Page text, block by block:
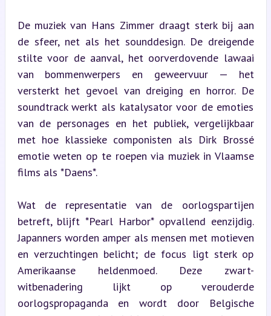
De muziek van Hans Zimmer draagt sterk bij aan
de sfeer, net als het sounddesign. De dreigende
stilte voor de aanval, het oorverdovende lawaai
van bommenwerpers en geweervuur — het
versterkt het gevoel van dreiging en horror. De
soundtrack werkt als katalysator voor de emoties
van de personages en het publiek, vergelijkbaar
met hoe klassieke componisten als Dirk Brossé
emotie weten op te roepen via muziek in Vlaamse
films als *Daens*.
Wat de representatie van de oorlogspartijen
betreft, blijft *Pearl Harbor* opvallend eenzijdig.
Japanners worden amper als mensen met motieven
en verzuchtingen belicht; de focus ligt sterk op
Amerikaanse heldenmoed. Deze zwart-
witbenadering lijkt op verouderde
oorlogspropaganda en wordt door Belgische